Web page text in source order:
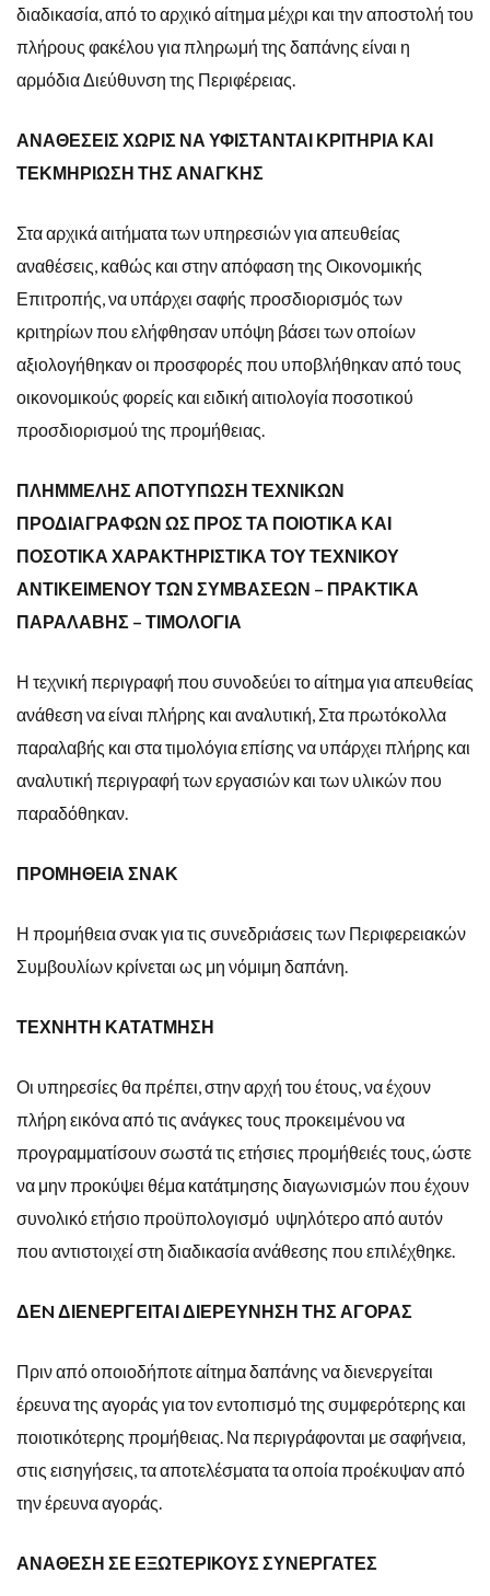
διαδικασία, από το αρχικό αίτημα μέχρι και την αποστολή του
πλήρους φακέλου για πληρωμή της δαπάνης είναι η
αρμόδια Διεύθυνση της Περιφέρειας.
ΑΝΑΘΕΣΕΙΣ ΧΩΡΙΣ ΝΑ ΥΦΙΣΤΑΝΤΑΙ ΚΡΙΤΗΡΙΑ ΚΑΙ
ΤΕΚΜΗΡΙΩΣΗ ΤΗΣ ΑΝΑΓΚΗΣ
Στα αρχικά αιτήματα των υπηρεσιών για απευθείας
αναθέσεις, καθώς και στην απόφαση της Οικονομικής
Επιτροπής, να υπάρχει σαφής προσδιορισμός των
κριτηρίων που ελήφθησαν υπόψη βάσει των οποίων
αξιολογήθηκαν οι προσφορές που υποβλήθηκαν από τους
οικονομικούς φορείς και ειδική αιτιολογία ποσοτικού
προσδιορισμού της προμήθειας.
ΠΛΗΜΜΕΛΗΣ ΑΠΟΤΥΠΩΣΗ ΤΕΧΝΙΚΩΝ
ΠΡΟΔΙΑΓΡΑΦΩΝ ΩΣ ΠΡΟΣ ΤΑ ΠΟΙΟΤΙΚΑ ΚΑΙ
ΠΟΣΟΤΙΚΑ ΧΑΡΑΚΤΗΡΙΣΤΙΚΑ ΤΟΥ ΤΕΧΝΙΚΟΥ
ΑΝΤΙΚΕΙΜΕΝΟΥ ΤΩΝ ΣΥΜΒΑΣΕΩΝ – ΠΡΑΚΤΙΚΑ
ΠΑΡΑΛΑΒΗΣ – ΤΙΜΟΛΟΓΙΑ
Η τεχνική περιγραφή που συνοδεύει το αίτημα για απευθείας
ανάθεση να είναι πλήρης και αναλυτική, Στα πρωτόκολλα
παραλαβής και στα τιμολόγια επίσης να υπάρχει πλήρης και
αναλυτική περιγραφή των εργασιών και των υλικών που
παραδόθηκαν.
ΠΡΟΜΗΘΕΙΑ ΣΝΑΚ
Η προμήθεια σνακ για τις συνεδριάσεις των Περιφερειακών
Συμβουλίων κρίνεται ως μη νόμιμη δαπάνη.
ΤΕΧΝΗΤΗ ΚΑΤΑΤΜΗΣΗ
Οι υπηρεσίες θα πρέπει, στην αρχή του έτους, να έχουν
πλήρη εικόνα από τις ανάγκες τους προκειμένου να
προγραμματίσουν σωστά τις ετήσιες προμήθειές τους, ώστε
να μην προκύψει θέμα κατάτμησης διαγωνισμών που έχουν
συνολικό ετήσιο προϋπολογισμό υψηλότερο από αυτόν
που αντιστοιχεί στη διαδικασία ανάθεσης που επιλέχθηκε.
ΔΕN ΔΙΕΝΕΡΓΕΙΤΑΙ ΔΙΕΡΕΥΝΗΣΗ ΤΗΣ ΑΓΟΡΑΣ
Πριν από οποιοδήποτε αίτημα δαπάνης να διενεργείται
έρευνα της αγοράς για τον εντοπισμό της συμφερότερης και
ποιοτικότερης προμήθειας. Να περιγράφονται με σαφήνεια,
στις εισηγήσεις, τα αποτελέσματα τα οποία προέκυψαν από
την έρευνα αγοράς.
ΑΝΑΘΕΣΗ ΣΕ ΕΞΩΤΕΡΙΚΟΥΣ ΣΥΝΕΡΓΑΤΕΣ